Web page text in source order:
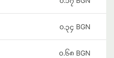
၀.၃၄ BGN
၀.၆၈ BGN